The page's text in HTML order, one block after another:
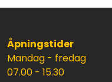
Åpningstider
Mandag - fredag
07.00 - 15.30